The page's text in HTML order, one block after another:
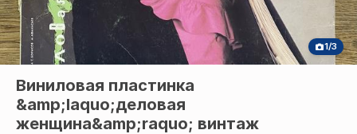
1/3
Виниловая пластинка
&amp;laquo;деловая
женщина&amp;raquo; винтаж